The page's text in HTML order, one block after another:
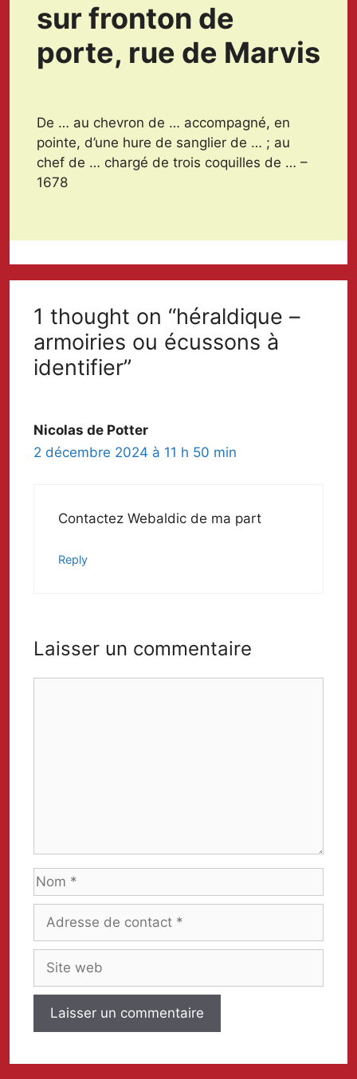
sur fronton de
porte, rue de Marvis
De … au chevron de … accompagné, en
pointe, d’une hure de sanglier de … ; au
chef de … chargé de trois coquilles de … –
1678
1 thought on “héraldique –
armoiries ou écussons à
identifier”
Nicolas de Potter
2 décembre 2024 à 11 h 50 min
Contactez Webaldic de ma part
Reply
Laisser un commentaire
Nom
Adresse
contact
Site
web